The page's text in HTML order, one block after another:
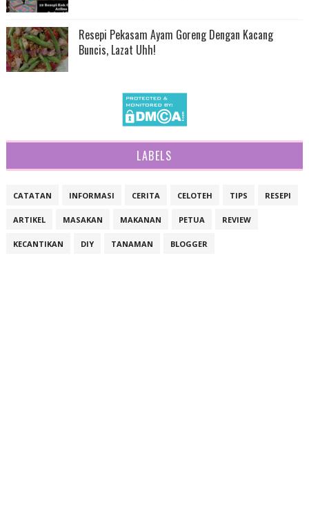
Resepi Pekasam Ayam Goreng Dengan Kacang
Buncis, Lazat Uhh!
LABELS
CATATAN INFORMASI CERITA CELOTEH TIPS RESEPI
ARTIKEL MASAKAN MAKANAN PETUA REVIEW
KECANTIKAN DIY TANAMAN BLOGGER